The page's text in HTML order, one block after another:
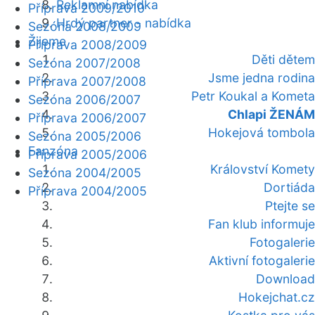
Reklamní nabídka
Hrdý partner - nabídka
Žijeme
Děti dětem
Jsme jedna rodina
Petr Koukal a Kometa
Chlapi ŽENÁM
Hokejová tombola
Fanzóna
Království Komety
Dortiáda
Ptejte se
Fan klub informuje
Fotogalerie
Aktivní fotogalerie
Download
Hokejchat.cz
Příprava 2009/2010
Sezóna 2008/2009
Příprava 2008/2009
Sezóna 2007/2008
Příprava 2007/2008
Sezóna 2006/2007
Příprava 2006/2007
Sezóna 2005/2006
Příprava 2005/2006
Sezóna 2004/2005
Příprava 2004/2005